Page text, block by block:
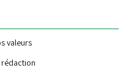
valeurs
rédaction